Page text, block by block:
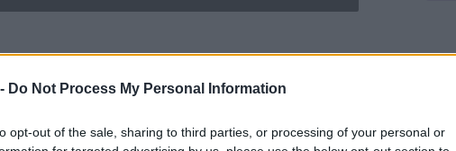
Do Not Process My Personal Information
opt-out of the sale, sharing to third parties, or processing of your personal or